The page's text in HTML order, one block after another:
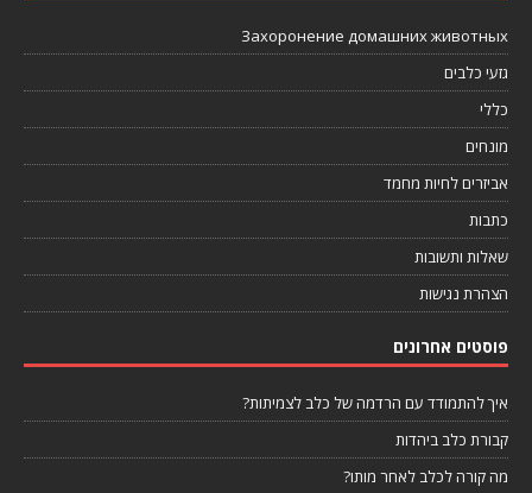
Захоронение домашних животных
גזעי כלבים
כללי
מונחים
אביזרים לחיות מחמד
כתבות
שאלות ותשובות
הצהרת נגישות
פוסטים אחרונים
איך להתמודד עם הרדמה של כלב לצמיתות?
קבורת כלב ביהדות
מה קורה לכלב לאחר מותו?